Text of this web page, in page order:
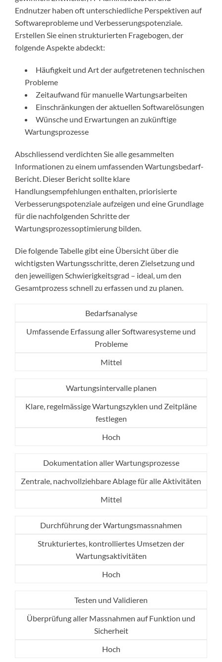
Endnutzer haben oft unterschiedliche Perspektiven auf
Softwareprobleme und Verbesserungspotenziale.
Erstellen Sie einen strukturierten Fragebogen, der
folgende Aspekte abdeckt:
Häufigkeit und Art der aufgetretenen technischen
Probleme
Zeitaufwand für manuelle Wartungsarbeiten
Einschränkungen der aktuellen Softwarelösungen
Wünsche und Erwartungen an zukünftige
Wartungsprozesse
Abschliessend verdichten Sie alle gesammelten
Informationen zu einem umfassenden Wartungsbedarf-
Bericht. Dieser Bericht sollte klare
Handlungsempfehlungen enthalten, priorisierte
Verbesserungspotenziale aufzeigen und eine Grundlage
für die nachfolgenden Schritte der
Wartungsprozessoptimierung bilden.
Die folgende Tabelle gibt eine Übersicht über die
wichtigsten Wartungsschritte, deren Zielsetzung und
den jeweiligen Schwierigkeitsgrad – ideal, um den
Gesamtprozess schnell zu erfassen und zu planen.
Bedarfsanalyse
Umfassende Erfassung aller Softwaresysteme und
Probleme
Mittel
Wartungsintervalle planen
Klare, regelmässige Wartungszyklen und Zeitpläne
festlegen
Hoch
Dokumentation aller Wartungsprozesse
Zentrale, nachvollziehbare Ablage für alle Aktivitäten
Mittel
Durchführung der Wartungsmassnahmen
Strukturiertes, kontrolliertes Umsetzen der
Wartungsaktivitäten
Hoch
Testen und Validieren
Überprüfung aller Massnahmen auf Funktion und
Sicherheit
Hoch